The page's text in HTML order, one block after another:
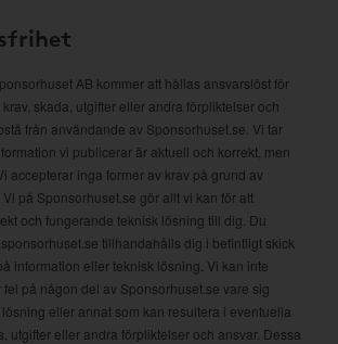
AB kommer att hållas ansvarslöst för
skada, utgifter eller andra förpliktelser och
från användande av Sponsorhuset.se. Vi tar
vi publicerar är aktuell och korrekt, men
accepterar inga former av krav på grund av
på Sponsorhuset.se gör allt vi kan för att
och fungerande teknisk lösning till dig. Du
tillhandahålls dig i befintligt skick
information eller teknisk lösning. Vi kan inte
på någon del av Sponsorhuset.se vare sig
eller annat som kan resultera i eventuella
utgifter eller andra förpliktelser och ansvar. Dessa